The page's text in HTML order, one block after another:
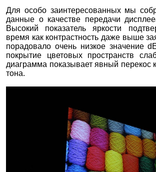
Для особо заинтересованных мы
данные о качестве передачи
Высокий показатель яркости
время как контрастность даже выше
порадовало очень низкое значение
покрытие цветовых пространств
диаграмма показывает явный перекос
тона.